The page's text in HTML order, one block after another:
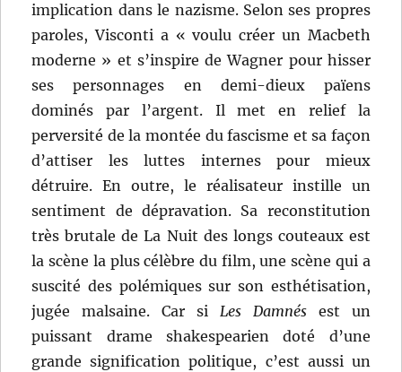
implication dans le nazisme. Selon ses propres
paroles, Visconti a « voulu créer un Macbeth
moderne » et s’inspire de Wagner pour hisser
ses personnages en demi-dieux païens
dominés par l’argent. Il met en relief la
perversité de la montée du fascisme et sa façon
d’attiser les luttes internes pour mieux
détruire. En outre, le réalisateur instille un
sentiment de dépravation. Sa reconstitution
très brutale de La Nuit des longs couteaux est
la scène la plus célèbre du film, une scène qui a
suscité des polémiques sur son esthétisation,
jugée malsaine. Car si Les Damnésest un
puissant drame shakespearien doté d’une
grande signification politique, c’est aussi un